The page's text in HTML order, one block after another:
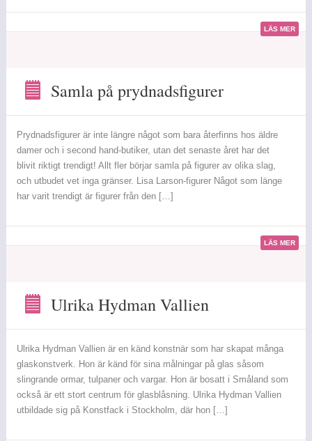
LÄS MER
prydnadsfigurer
Samla på prydnadsfigurer
Prydnadsfigurer är inte längre något som bara återfinns hos äldre
damer och i second hand-butiker, utan det senaste året har det
blivit riktigt trendigt! Allt fler börjar samla på figurer av olika slag,
och utbudet vet inga gränser. Lisa Larson-figurer Något som länge
har varit trendigt är figurer från den […]
LÄS MER
Vallien
Ulrika Hydman Vallien
Ulrika Hydman Vallien är en känd konstnär som har skapat många
glaskonstverk. Hon är känd för sina målningar på glas såsom
slingrande ormar, tulpaner och vargar. Hon är bosatt i Småland som
också är ett stort centrum för glasblåsning. Ulrika Hydman Vallien
utbildade sig på Konstfack i Stockholm, där hon […]